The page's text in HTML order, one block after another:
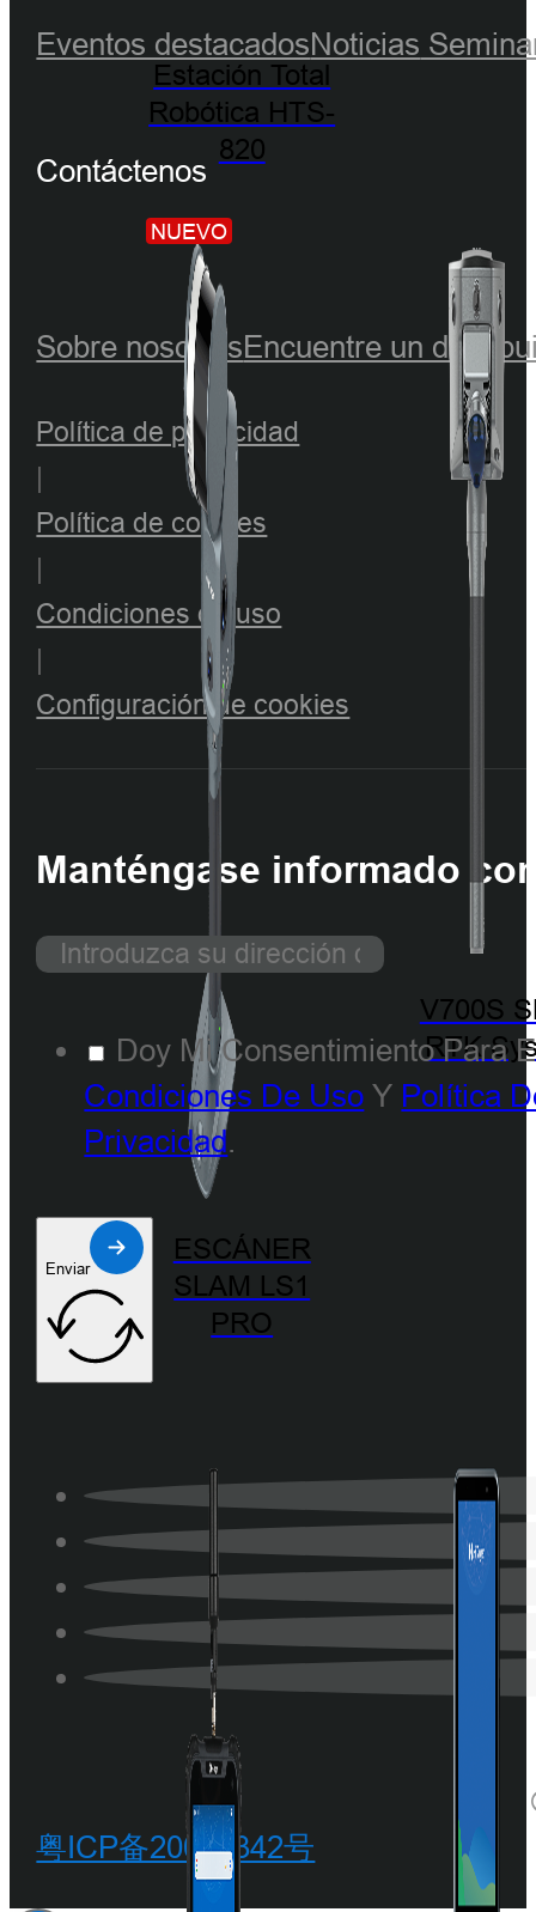
Estación Total
Robótica HTS-
820
NUEVO
ESCÁNER
SLAM LS1
PRO
V700S
RTK
Eventos destacadosNoticias
Contáctenos
Sobre nosotrosEncuentre un
Política de privacidad
Política de cookies
Condiciones de uso
Configuración de cookies
Manténgase informado
Doy Mi Consentimiento Para
Condiciones De Uso Y Política
Privacidad.
Enviar
粤ICP备20068342号